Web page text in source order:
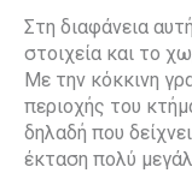
Στη διαφάνεια
στοιχεία και το
Με την κόκκινη
περιοχής του
δηλαδή που
έκταση πολύ